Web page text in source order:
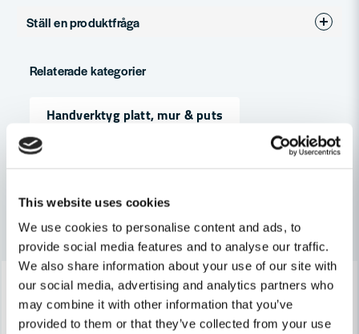
This website uses cookies
We use cookies to personalise content and ads, to
provide social media features and to analyse our traffic.
We also share information about your use of our site with
our social media, advertising and analytics partners who
may combine it with other information that you’ve
provided to them or that they’ve collected from your use
Ställ en produktfråga
Fråga oss något om denna produkten...
nameNamn
email
Ja, ni får publicera min fråga
Relaterade kategorier
Handverktyg platt, mur & puts
Andra produkter i kategorin
-23% -38%